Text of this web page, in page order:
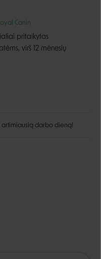
Canin
pritaikytas
virš 12 mėnesių
artimiausią darbo dieną!